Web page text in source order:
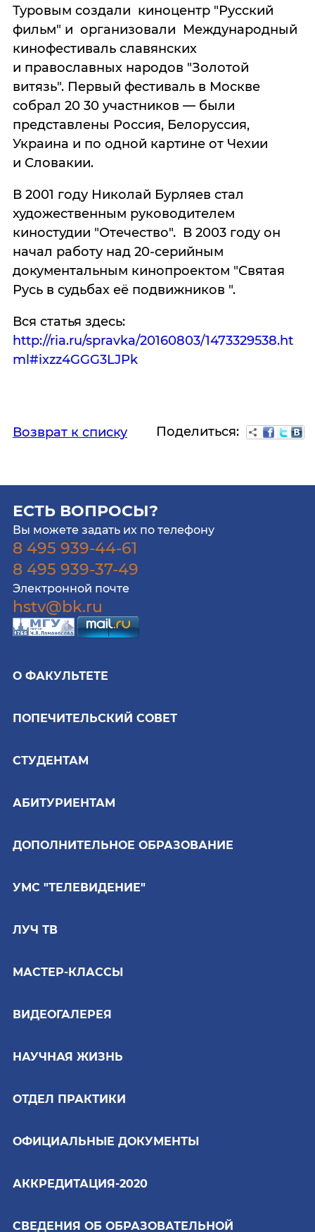
Туровым создали киноцентр "Русский
фильм" и организовали Международный
кинофестиваль славянских
и православных народов "Золотой
витязь". Первый фестиваль в Москве
собрал 20 30 участников — были
представлены Россия, Белоруссия,
Украина и по одной картине от Чехии
и Словакии.
В 2001 году Николай Бурляев стал
художественным руководителем
киностудии "Отечество". В 2003 году он
начал работу над 20-серийным
документальным кинопроектом "Святая
Русь в судьбах её подвижников ".
Вся статья здесь:
http://ria.ru/spravka/20160803/1473329538.ht
ml#ixzz4GGG3LJPk
Возврат к списку Поделиться:
ЕСТЬ ВОПРОСЫ?
Вы можете задать их по телефону
8 495 939-44-61
8 495 939-37-49
Электронной почте
hstv@bk.ru
О ФАКУЛЬТЕТЕ
ПОПЕЧИТЕЛЬСКИЙ СОВЕТ
СТУДЕНТАМ
АБИТУРИЕНТАМ
ДОПОЛНИТЕЛЬНОЕ ОБРАЗОВАНИЕ
УМС "ТЕЛЕВИДЕНИЕ"
ЛУЧ ТВ
МАСТЕР-КЛАССЫ
ВИДЕОГАЛЕРЕЯ
НАУЧНАЯ ЖИЗНЬ
ОТДЕЛ ПРАКТИКИ
ОФИЦИАЛЬНЫЕ ДОКУМЕНТЫ
АККРЕДИТАЦИЯ-2020
СВЕДЕНИЯ ОБ ОБРАЗОВАТЕЛЬНОЙ